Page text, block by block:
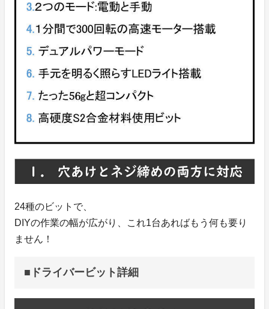
24種のビットで、
DIYの作業の幅が広がり、これ1台あればもう何も要り
ません！
■ドライバービット詳細